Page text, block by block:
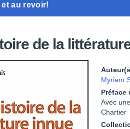
et au revoir!
de la
Myriam
Préface
Avec
Chartier